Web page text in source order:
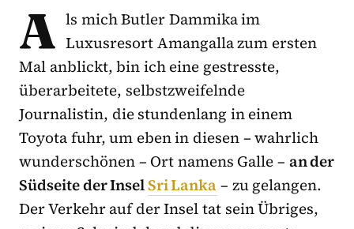
A ls mich Butler Dammika im
Luxusresort Amangalla zum ersten
Mal anblickt, bin ich eine gestresste,
überarbeitete, selbstzweifelnde
Journalistin, die stundenlang in einem
Toyota fuhr, um eben in diesen – wahrlich
wunderschönen – Ort namens Galle – an der
Südseite der InselSri Lanka– zu gelangen.
Der Verkehr auf der Insel tat sein Übriges,